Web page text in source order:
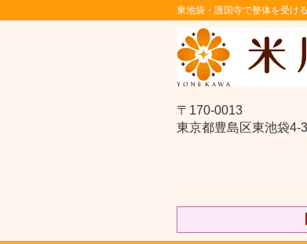
東池袋・護国寺で整体を受け
〒170-0013
東京都豊島区東池袋4-